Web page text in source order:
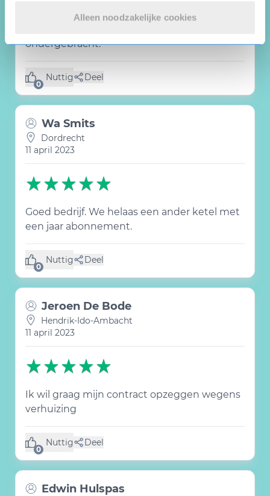
Alleen noodzakelijke cookies
Unit en het
ondergebracht.
0
Nuttig
(0 like) Deel
Wa Smits
Dordrecht
11 april 2023
Goed bedrijf. We helaas een ander ketel met
een jaar abonnement.
0
Nuttig
(0 like) Deel
Jeroen De Bode
Hendrik-Ido-Ambacht
11 april 2023
Ik wil graag mijn contract opzeggen wegens
verhuizing
0
Nuttig
(0 like) Deel
Edwin Hulspas